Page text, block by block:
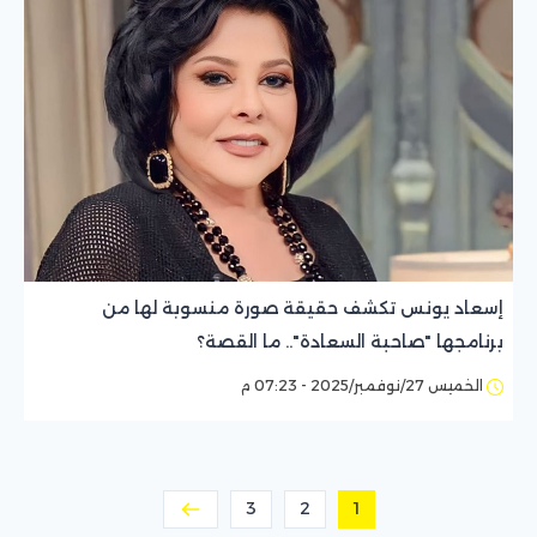
إسعاد يونس تكشف حقيقة صورة منسوبة لها من
برنامجها "صاحبة السعادة".. ما القصة؟
الخميس 27/نوفمبر/2025 - 07:23 م
1
2
3